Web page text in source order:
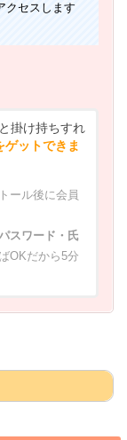
クセスします
掛け持ちすれ
ゲットできま
ール後に会員
スワード・氏
OKだから5分